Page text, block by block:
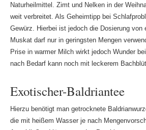
Naturheilmittel. Zimt und Nelken in der
weit verbreitet. Als Geheimtipp bei
Gewürz. Hierbei ist jedoch die Dosierung von
Muskat darf nur in geringsten Mengen
Prise in warmer Milch wirkt jedoch Wunder
nach Bedarf kann noch mit leckerem
Exotischer-Baldriantee
Hierzu benötigt man getrocknete
die mit heißem Wasser je nach